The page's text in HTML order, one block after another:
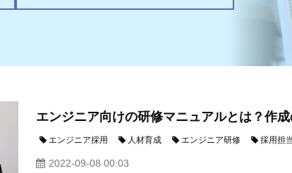
エンジニア向けの研修マニュアルとは？作
エンジニア採用 人材育成 エンジニア研修 採用担
2022-09-08 00:03